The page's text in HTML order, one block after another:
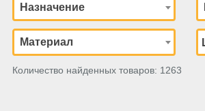
Назначение
Материал
Количество найденных товаров: 1263